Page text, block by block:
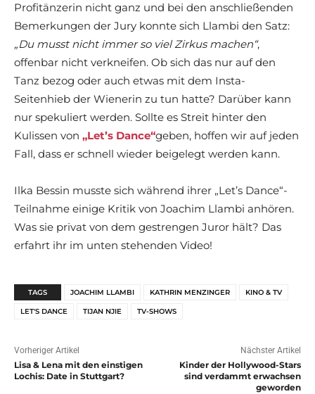
Profitänzerin nicht ganz und bei den anschließenden
Bemerkungen der Jury konnte sich Llambi den Satz:
„Du musst nicht immer so viel Zirkus machen“,
offenbar nicht verkneifen. Ob sich das nur auf den
Tanz bezog oder auch etwas mit dem Insta-
Seitenhieb der Wienerin zu tun hatte? Darüber kann
nur spekuliert werden. Sollte es Streit hinter den
Kulissen von „Let’s Dance“geben, hoffen wir auf jeden
Fall, dass er schnell wieder beigelegt werden kann.
Ilka Bessin musste sich während ihrer „Let’s Dance“-
Teilnahme einige Kritik von Joachim Llambi anhören.
Was sie privat von dem gestrengen Juror hält? Das
erfahrt ihr im unten stehenden Video!
TAGS JOACHIM LLAMBI KATHRIN MENZINGER KINO & TV
LET'S DANCE TIJAN NJIE TV-SHOWS
Vorheriger Artikel
Lisa & Lena mit den einstigen
Lochis: Date in Stuttgart?
Nächster Artikel
Kinder der Hollywood-Stars
sind verdammt erwachsen
geworden